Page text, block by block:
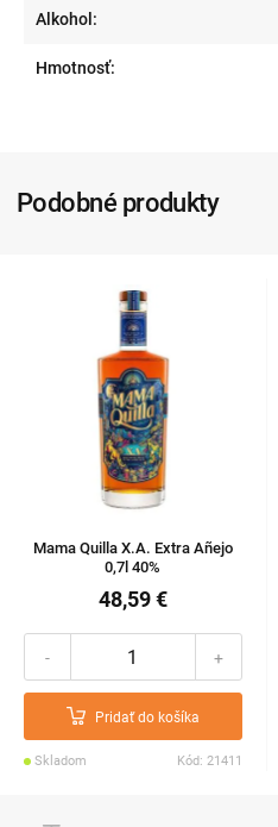
Alkohol:
Hmotnosť:
Podobné produkty
Mama Quilla X.A. Extra Añejo
0,7l 40%
48,59 €
- +
Pridať do košíka
Skladom Kód: 21411